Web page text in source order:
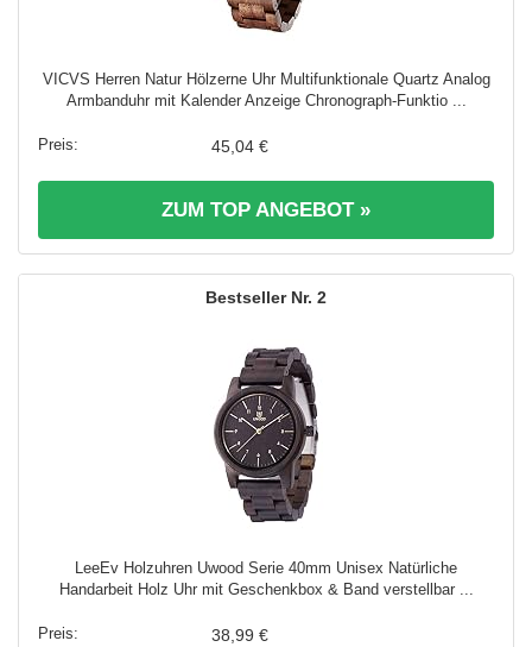
VICVS Herren Natur Hölzerne Uhr Multifunktionale Quartz Analog
Armbanduhr mit Kalender Anzeige Chronograph-Funktio ...
45,04 €
ZUM TOP ANGEBOT »
2
LeeEv Holzuhren Uwood Serie 40mm Unisex Natürliche
Handarbeit Holz Uhr mit Geschenkbox & Band verstellbar ...
38,99 €